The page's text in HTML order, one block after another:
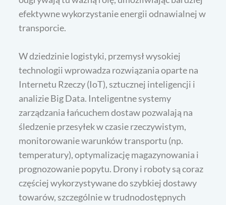
efektywne wykorzystanie energii odnawialnej w
transporcie.
W dziedzinie logistyki, przemysł wysokiej
technologii wprowadza rozwiązania oparte na
Internetu Rzeczy (IoT), sztucznej inteligencji i
analizie Big Data. Inteligentne systemy
zarządzania łańcuchem dostaw pozwalają na
śledzenie przesyłek w czasie rzeczywistym,
monitorowanie warunków transportu (np.
temperatury), optymalizację magazynowania i
prognozowanie popytu. Drony i roboty są coraz
częściej wykorzystywane do szybkiej dostawy
towarów, szczególnie w trudnodostępnych